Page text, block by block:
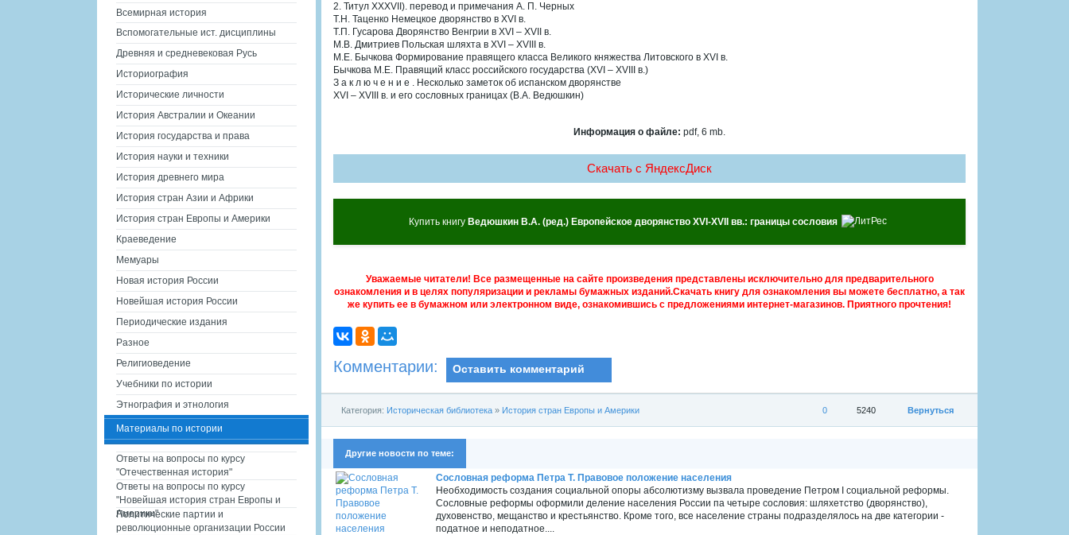
2. Титул XXXVII). перевод и примечания А. П. Черных
Т.Н. Таценко Немецкое дворянство в XVI в.
Т.П. Гусарова Дворянство Венгрии в XVI – XVII в.
М.В. Дмитриев Польская шляхта в XVI – XVIII в.
М.Е. Бычкова Формирование правящего класса Великого княжества Литовского в XVI в.
Бычкова М.Е. Правящий класс российского государства (XVI – XVIII в.)
З а к л ю ч е н и е . Несколько заметок об испанском дворянстве
XVI – XVIII в. и его сословных границах (В.А. Ведюшкин)
Информация о файле: pdf, 6 mb.
Скачать c ЯндексДиск
Купить книгу Ведюшкин В.А. (ред.) Европейское дворянство XVI-XVII вв.: границы сословия
Уважаемые читатели! Все размещенные на сайте произведения представлены исключительно для предварительного
ознакомления и в целях популяризации и рекламы бумажных изданий.Скачать книгу для ознакомления вы можете бесплатно, а так
же купить ее в бумажном или электронном виде, ознакомившись с предложениями интернет-магазинов. Приятного прочтения!
Комментарии: Оставить комментарий
Вернуться
5240
0
Категория: Историческая библиотека » История стран Европы и Америки
Другие новости по теме:
Сословная реформа Петра Т. Правовое положение населения
Необходимость создания социальной опоры абсолютизму вызвала проведение Петром I социальной реформы.
Сословные реформы оформили деление населения России па четыре сословия: шляхетство (дворянство),
духовенство, мещанство и крестьянство. Кроме того, все население страны подразделялось на две категории -
податное и неподатное....
Всемирная история
Вспомогательные ист. дисциплины
Древняя и средневековая Русь
Историография
Исторические личности
История Австралии и Океании
История государства и права
История науки и техники
История древнего мира
История стран Азии и Африки
История стран Европы и Америки
Краеведение
Мемуары
Новая история России
Новейшая история России
Периодические издания
Разное
Религиоведение
Учебники по истории
Этнография и этнология
Материалы по истории
Ответы на вопросы по курсу
"Отечественная история"
Ответы на вопросы по курсу
"Новейшая история стран Европы и
Америки"
Политические партии и
революционные организации России